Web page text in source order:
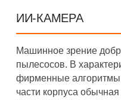
ИИ-КАМЕРА
Машинное зрение
пылесосов. В
фирменные алгоритмы
части корпуса